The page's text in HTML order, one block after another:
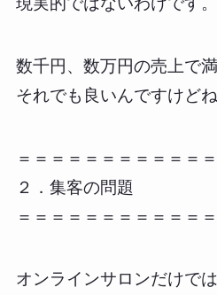
数千円、数万円の売上で
それでも良いんですけどね
＝＝＝＝＝＝＝＝＝＝＝
２．集客の問題
＝＝＝＝＝＝＝＝＝＝＝
オンラインサロンだけでは